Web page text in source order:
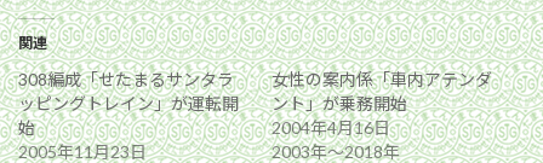
関連
308編成「せたまるサンタラ
ッピングトレイン」が運転開
始
2005年11月23日
女性の案内係「車内アテンダ
ント」が乗務開始
2004年4月16日
2003年〜2018年